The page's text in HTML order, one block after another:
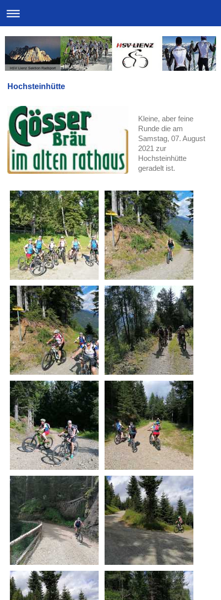
HSV Lienz Sektion Radsport
Hochsteinhütte
Kleine, aber feine
Runde die am
Samstag, 07. August
2021 zur
Hochsteinhütte
geradelt ist.